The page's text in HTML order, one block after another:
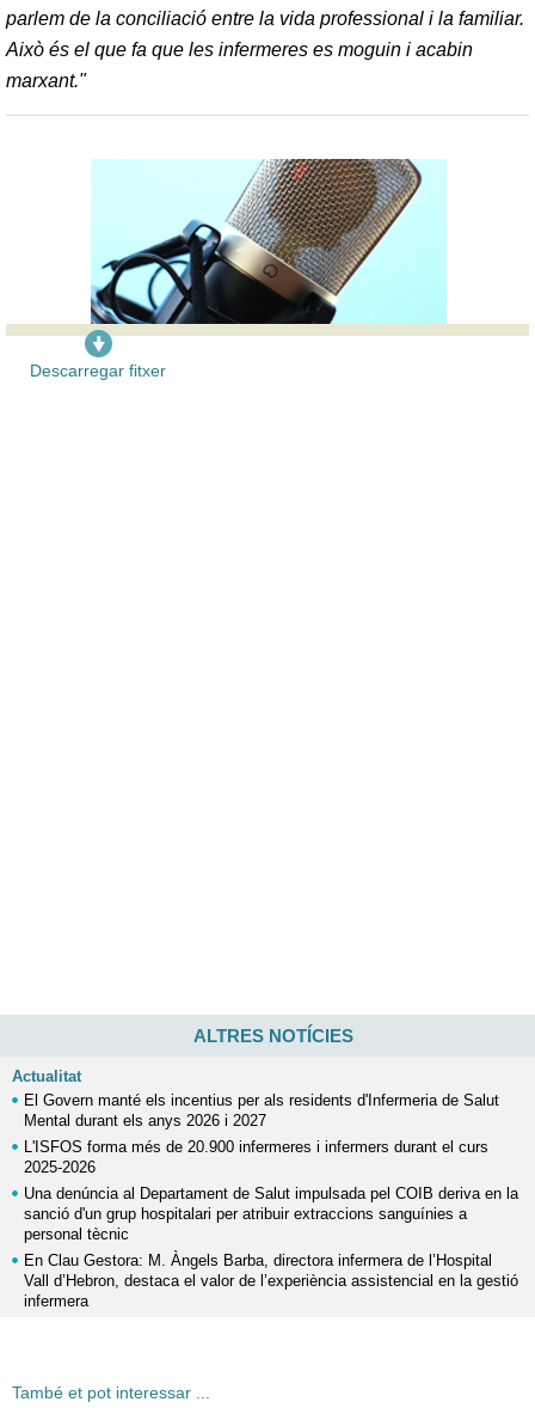
parlem de la conciliació entre la vida professional i la familiar.
Això és el que fa que les infermeres es moguin i acabin
marxant."
Descarregar fitxer
ALTRES NOTÍCIES
Actualitat
El Govern manté els incentius per als residents d'Infermeria de Salut
Mental durant els anys 2026 i 2027
L'ISFOS forma més de 20.900 infermeres i infermers durant el curs
2025-2026
Una denúncia al Departament de Salut impulsada pel COIB deriva en la
sanció d'un grup hospitalari per atribuir extraccions sanguínies a
personal tècnic
En Clau Gestora: M. Àngels Barba, directora infermera de l’Hospital
Vall d’Hebron, destaca el valor de l’experiència assistencial en la gestió
infermera
També et pot interessar ...